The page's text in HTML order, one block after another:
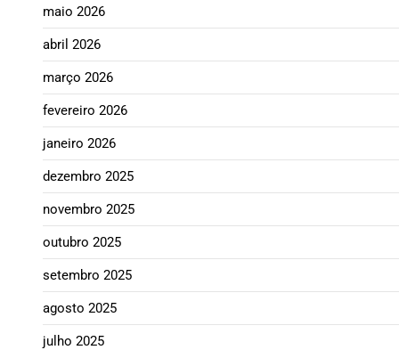
maio 2026
abril 2026
março 2026
fevereiro 2026
janeiro 2026
dezembro 2025
novembro 2025
outubro 2025
setembro 2025
agosto 2025
julho 2025